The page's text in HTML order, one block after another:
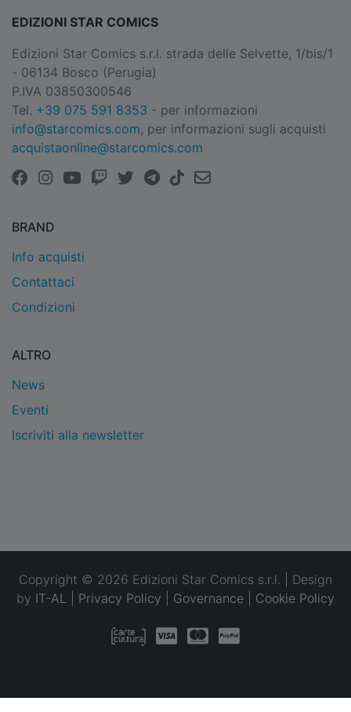
EDIZIONI STAR COMICS
Edizioni Star Comics s.r.l. strada delle Selvette, 1/bis/1
- 06134 Bosco (Perugia)
P.IVA 03850300546
Tel. +39 075 591 8353 - per informazioni
info@starcomics.com, per informazioni sugli acquisti
acquistaonline@starcomics.com
BRAND
Info acquisti
Contattaci
Condizioni
ALTRO
News
Eventi
Iscriviti alla newsletter
Copyright © 2026 Edizioni Star Comics s.r.l. | Design
by IT-AL Privacy Policy Governance Cookie Policy